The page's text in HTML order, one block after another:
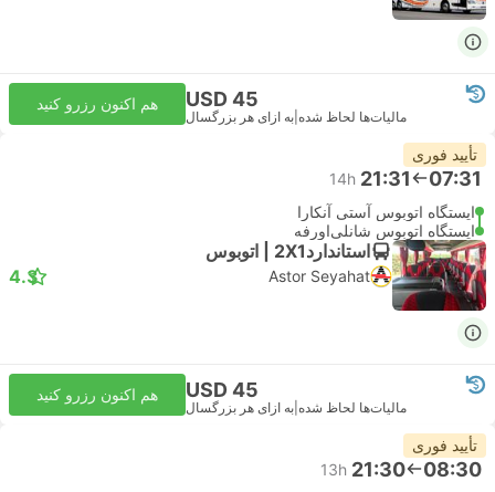
USD 45
مالیات‌ها لحاظ شده به ازای هر بزرگسال
هم اکنون رزرو کنید
تأیید فوری
07:31
21:31
14h
ایستگاه اتوبوس آستی آنکارا
ایستگاه اتوبوس شانلی‌اورفه
استاندارد2X1 | اتوبوس
Astor Seyahat
4.3
USD 45
مالیات‌ها لحاظ شده به ازای هر بزرگسال
هم اکنون رزرو کنید
تأیید فوری
08:30
21:30
13h